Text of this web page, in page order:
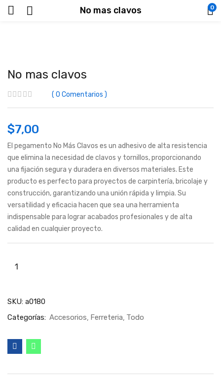
No mas clavos 0
No mas clavos
0 Comentarios
$7,00
El pegamento No Más Clavos es un adhesivo de alta resistencia
que elimina la necesidad de clavos y tornillos, proporcionando
una fijación segura y duradera en diversos materiales. Este
producto es perfecto para proyectos de carpintería, bricolaje y
construcción, garantizando una unión rápida y limpia. Su
versatilidad y eficacia hacen que sea una herramienta
indispensable para lograr acabados profesionales y de alta
calidad en cualquier proyecto.
SKU: a0180
Categorías: Accesorios Ferreteria Todo